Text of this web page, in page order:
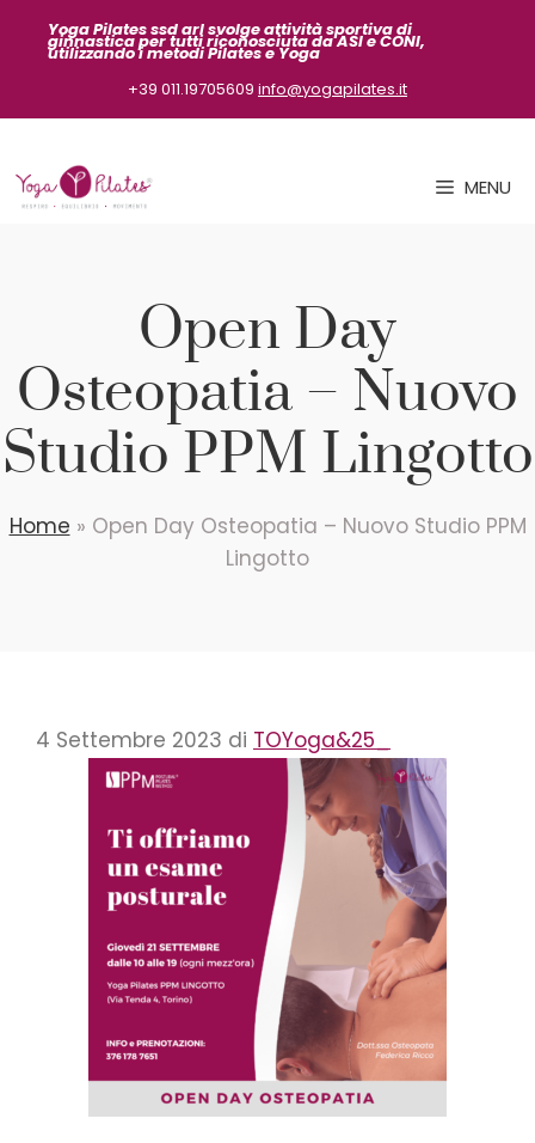
Yoga Pilates ssd arl svolge attività sportivadi
ginnastica per tutti riconosciuta da ASIe CONI,
utilizzando i metodi Pilates e Yoga
+39 011.19705609 info@yogapilates.it
MENU
Open Day
Osteopatia – Nuovo
Studio PPM Lingotto
Home » Open Day Osteopatia – Nuovo Studio PPM
Lingotto
4 Settembre 2023 di TOYoga&25_